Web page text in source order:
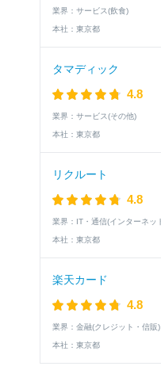
業界： サービス(飲食)
本社： 東京都
タマディック
4.8
業界： サービス(その他)
本社： 東京都
リクルート
4.8
業界：
本社： 東京都
楽天カード
4.8
業界： 金融(クレジット・信販)
本社： 東京都